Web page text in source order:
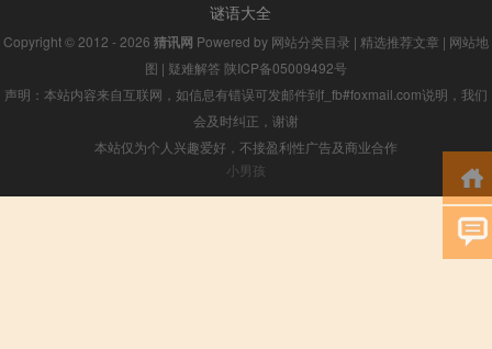
谜语大全
Copyright © 2012 - 2026 猜讯网 Powered by 网站分类目录 | 精选推荐文章 | 网站地
图 | 疑难解答 陕ICP备05009492号
声明：本站内容来自互联网，如信息有错误可发邮件到f_fb#foxmail.com说明，我们
会及时纠正，谢谢
本站仅为个人兴趣爱好，不接盈利性广告及商业合作
小男孩